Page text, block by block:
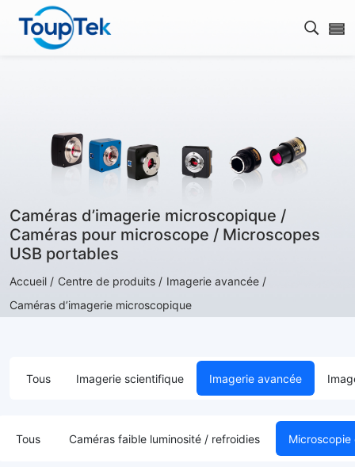
Ouvrir
Caméras d’imagerie microscopique /
Caméras pour microscope / Microscopes
USB portables
Accueil / Centre de produits / Imagerie avancée /
Caméras d’imagerie microscopique
Tous Imagerie scientifique Imagerie avancée
Tous Caméras faible luminosité / refroidies Microscopie